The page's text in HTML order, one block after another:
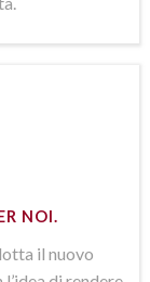
NOI.
il nuovo